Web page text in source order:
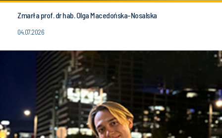
Zmarła prof. dr hab. Olga Macedońska-Nosalska
04.07.2026